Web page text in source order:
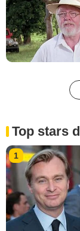
Top stars
1